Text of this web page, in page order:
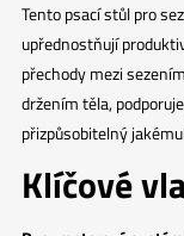
Tento psací stůl pro
upřednostňují
přechody mezi
držením těla,
přizpůsobitelný
Klíčové